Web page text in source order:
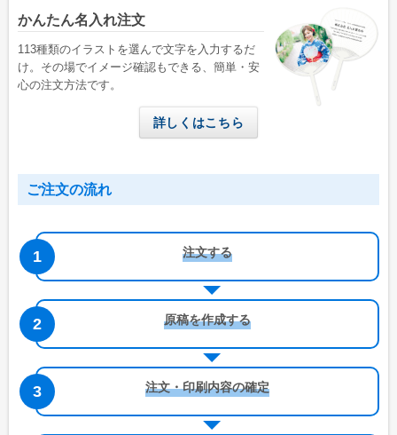
かんたん名入れ注文
113種類のイラストを選んで文字を入力するだ
け。その場でイメージ確認もできる、簡単・安
心の注文方法です。
詳しくはこちら
ご注文の流れ
注文する
原稿を作成する
注文・印刷内容の確定